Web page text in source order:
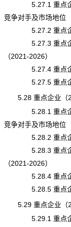
5.27.1 重点企业
竞争对手及市场地位
5.27.2 重点企业
5.27.3 重点企业
（2021-2026）
5.27.4 重点企业
5.27.5 重点企业
5.28 重点企业（
5.28.1 重点企业
竞争对手及市场地位
5.28.2 重点企业
5.28.3 重点企业
（2021-2026）
5.28.4 重点企业
5.28.5 重点企业
5.29 重点企业（
5.29.1 重点企业